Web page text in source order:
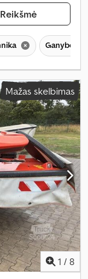
Ganybos
Mažas skelbimas
1 / 8